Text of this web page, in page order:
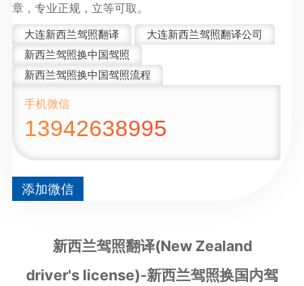
章，专业正规，立等可取。
大连新西兰驾照翻译
大连新西兰驾照翻译公司
新西兰驾照换中国驾照
新西兰驾照换中国驾照流程
手机微信
13942638995
添加微信
新西兰驾照翻译(New Zealand
driver's license)-新西兰驾照换国内驾